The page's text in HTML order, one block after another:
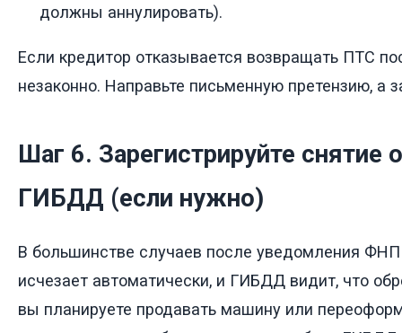
должны аннулировать).
Если кредитор отказывается возвращать ПТС
незаконно. Направьте письменную претензию, а
Шаг 6. Зарегистрируйте снятие
ГИБДД (если нужно)
В большинстве случаев после уведомления ФНП
исчезает автоматически, и ГИБДД видит, что
вы планируете продавать машину или